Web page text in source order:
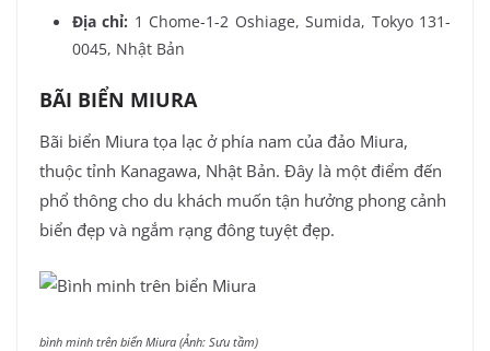
Địa chỉ: 1 Chome-1-2 Oshiage, Sumida, Tokyo 131-
0045, Nhật Bản
BÃI BIỂN MIURA
Bãi biển Miura tọa lạc ở phía nam của đảo Miura,
thuộc tỉnh Kanagawa, Nhật Bản. Đây là một điểm đến
phổ thông cho du khách muốn tận hưởng phong cảnh
biển đẹp và ngắm rạng đông tuyệt đẹp.
bình minh trên biển Miura (Ảnh: Sưu tầm)